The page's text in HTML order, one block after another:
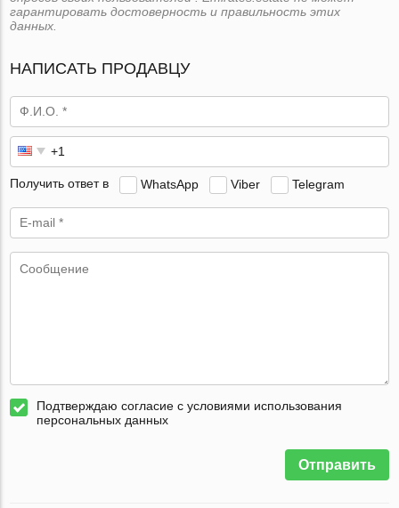
гарантировать достоверность и правильность этих
данных.
НАПИСАТЬ ПРОДАВЦУ
Получить ответ в WhatsApp Viber Telegram
Подтверждаю согласие с условиями использования
персональных данных
Отправить